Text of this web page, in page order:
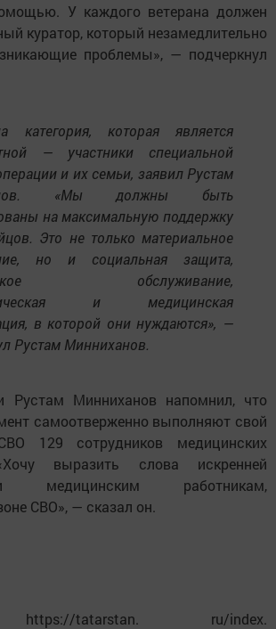
У каждого ветерана должен
куратор, который незамедлительно
проблемы», — подчеркнул
категория, которая является
— участники специальной
и их семьи, заявил Рустам
«Мы должны быть
на максимальную поддержку
Это не только материальное
но и социальная защита,
обслуживание,
и медицинская
в которой они нуждаются», —
Рустам Минниханов.
Рустам Минниханов напомнил, что
самоотверженно выполняют свой
129 сотрудников медицинских
выразить слова искренней
медицинским работникам,
СВО», — сказал он.
tatarstan. ru/index.